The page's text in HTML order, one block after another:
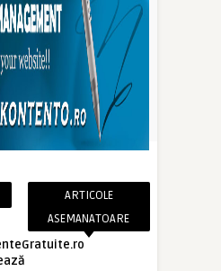
ARTICOLE
ASEMANATOARE